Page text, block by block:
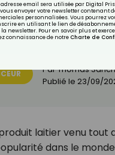
les 11 menus
ParThomas
Publié le 23/09/
laitier venu tout
dans le
adresse email sera utilisée par Digital
envoyer votre newsletter contenant
personnalisées. Vous pourrez
en utilisant le lien de
newsletter. Pour en savoir plus et
connaissance de notre Charte de